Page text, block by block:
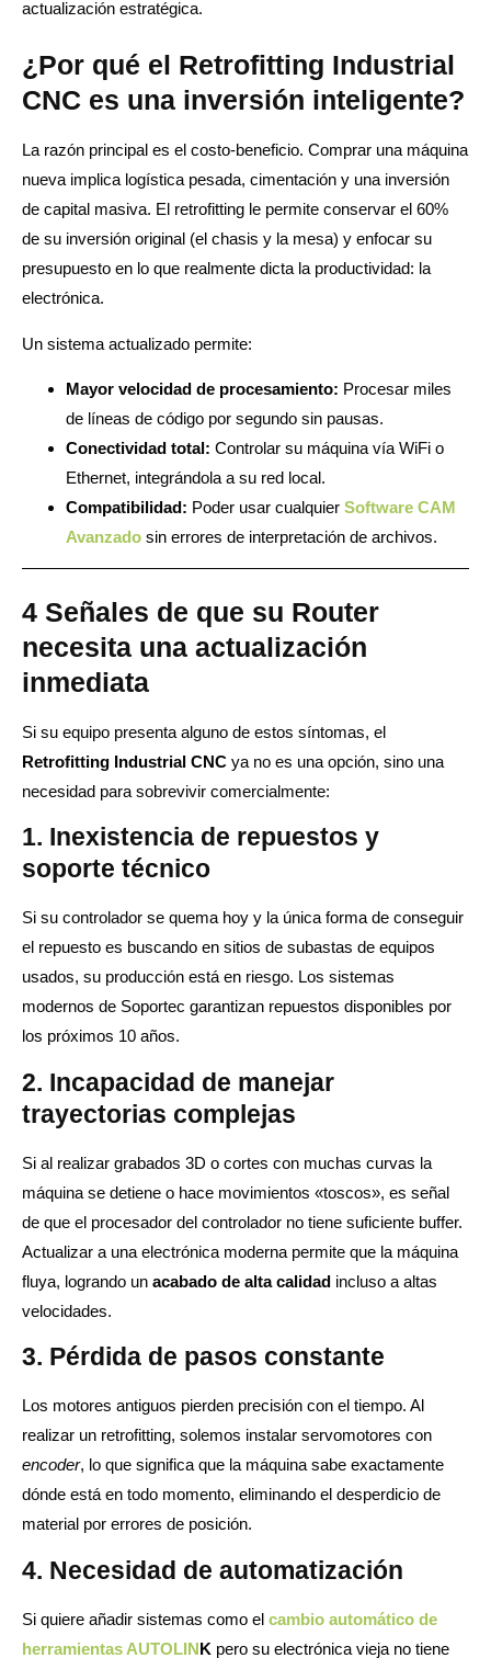
actualización estratégica.
¿Por qué el Retrofitting Industrial
CNC es una inversión inteligente?
La razón principal es el costo-beneficio. Comprar una máquina
nueva implica logística pesada, cimentación y una inversión
de capital masiva. El retrofitting le permite conservar el 60%
de su inversión original (el chasis y la mesa) y enfocar su
presupuesto en lo que realmente dicta la productividad: la
electrónica.
Un sistema actualizado permite:
Mayor velocidad de procesamiento: Procesar miles
de líneas de código por segundo sin pausas.
Conectividad total: Controlar su máquina vía WiFi o
Ethernet, integrándola a su red local.
Compatibilidad: Poder usar cualquier Software CAM
Avanzado sin errores de interpretación de archivos.
4 Señales de que su Router
necesita una actualización
inmediata
Si su equipo presenta alguno de estos síntomas, el
Retrofitting Industrial CNC ya no es una opción, sino una
necesidad para sobrevivir comercialmente:
1. Inexistencia de repuestos y
soporte técnico
Si su controlador se quema hoy y la única forma de conseguir
el repuesto es buscando en sitios de subastas de equipos
usados, su producción está en riesgo. Los sistemas
modernos de Soportec garantizan repuestos disponibles por
los próximos 10 años.
2. Incapacidad de manejar
trayectorias complejas
Si al realizar grabados 3D o cortes con muchas curvas la
máquina se detiene o hace movimientos «toscos», es señal
de que el procesador del controlador no tiene suficiente buffer.
Actualizar a una electrónica moderna permite que la máquina
fluya, logrando un acabado de alta calidad incluso a altas
velocidades.
3. Pérdida de pasos constante
Los motores antiguos pierden precisión con el tiempo. Al
realizar un retrofitting, solemos instalar servomotores con
encoder, lo que significa que la máquina sabe exactamente
dónde está en todo momento, eliminando el desperdicio de
material por errores de posición.
4. Necesidad de automatización
Si quiere añadir sistemas como el cambio automático de
herramientas AUTOLINK pero su electrónica vieja no tiene